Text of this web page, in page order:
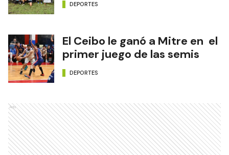
DEPORTES
El Ceibo le ganó a Mitre en el
primer juego de las semis
DEPORTES
Ads